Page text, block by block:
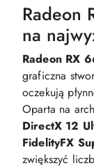
Radeon
na
Radeon RX
graficzna
oczekują
Oparta na
DirectX 12
FidelityFX
zwiększyć